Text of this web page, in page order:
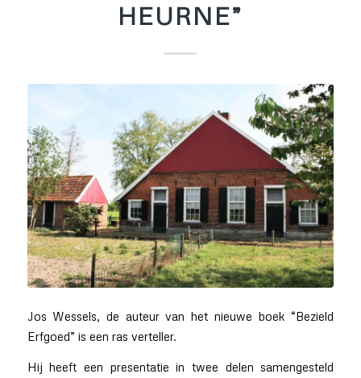
HEURNE”
Jos Wessels, de auteur van het nieuwe boek “Bezield
Erfgoed” is een ras verteller.
Hij heeft een presentatie in twee delen samengesteld